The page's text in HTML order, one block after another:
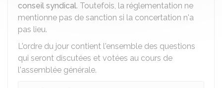
conseil syndical. Toutefois, la réglementation ne
mentionne pas de sanction si la concertation n'a
pas lieu.
L'ordre du jour contient l'ensemble des questions
qui seront discutées et votées au cours de
l'assemblée générale.